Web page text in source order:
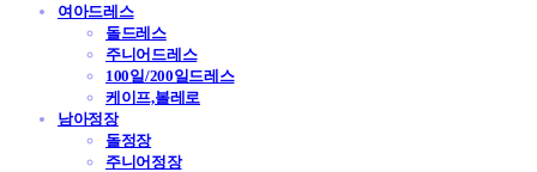
여아드레스
돌드레스
주니어드레스
100일/200일드레스
케이프,볼레로
남아정장
돌정장
주니어정장